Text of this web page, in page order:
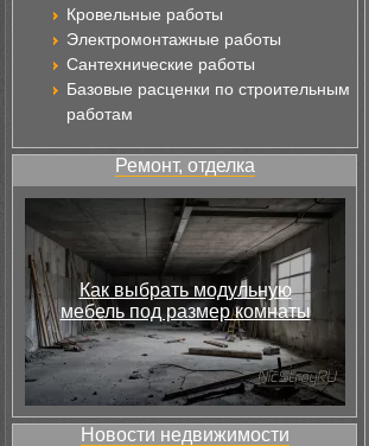
Кровельные работы
Электромонтажные работы
Сантехнические работы
Базовые расценки по строительным
работам
Ремонт, отделка
Как выбрать модульную
мебель под размер комнаты
Новости недвижимости